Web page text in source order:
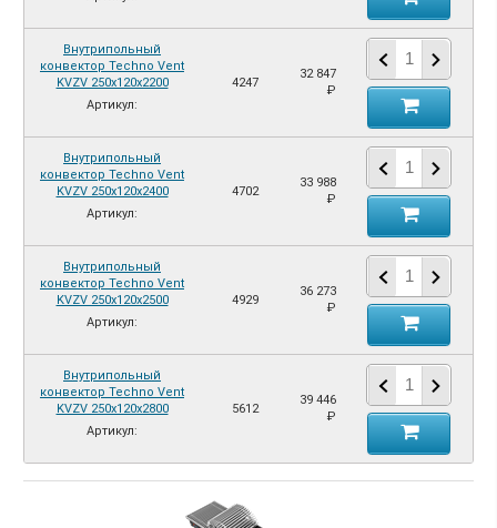
Внутрипольный
конвектор Techno Vent
KVZV 250х120х2200
Артикул:
4247
32 847
₽
Внутрипольный
конвектор Techno Vent
KVZV 250х120х2400
Артикул:
4702
33 988
₽
Внутрипольный
конвектор Techno Vent
KVZV 250х120х2500
Артикул:
4929
36 273
₽
Внутрипольный
конвектор Techno Vent
KVZV 250х120х2800
Артикул:
5612
39 446
₽